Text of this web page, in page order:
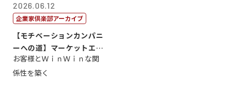
2026.06.12
企業家倶楽部アーカイブ
【モチベーションカンパニ
ーへの道】マーケットエン
タープライズ...
お客様とＷｉｎＷｉｎな関
係性を築く